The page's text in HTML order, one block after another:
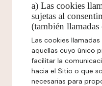
a) Las cookies
sujetas al
(también
Las cookies
aquellas cuyo único
facilitar la
hacia el Sitio o que
necesarias para